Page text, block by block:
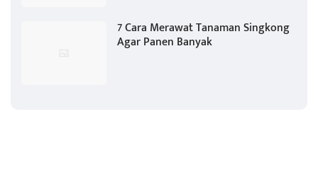
7 Cara Merawat Tanaman Singkong
Agar Panen Banyak